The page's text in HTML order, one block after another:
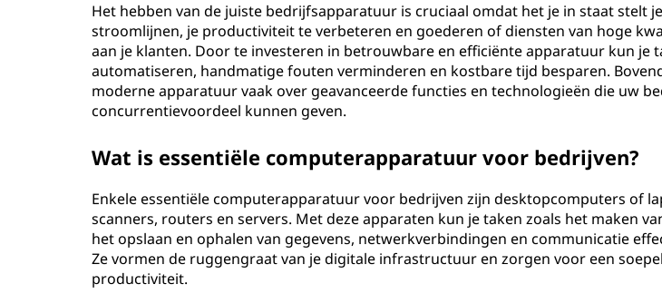
Het hebben van de juiste bedrijfsapparatuur is cruciaal omdat het je in staat stelt
stroomlijnen, je productiviteit te verbeteren en goederen of diensten van hoge
aan je klanten. Door te investeren in betrouwbare en efficiënte apparatuur kun je
automatiseren, handmatige fouten verminderen en kostbare tijd besparen.
moderne apparatuur vaak over geavanceerde functies en technologieën die uw
concurrentievoordeel kunnen geven.
Wat is essentiële computerapparatuur voor bedrijven?
Enkele essentiële computerapparatuur voor bedrijven zijn desktopcomputers of
scanners, routers en servers. Met deze apparaten kun je taken zoals het maken
het opslaan en ophalen van gegevens, netwerkverbindingen en communicatie
Ze vormen de ruggengraat van je digitale infrastructuur en zorgen voor een
productiviteit.